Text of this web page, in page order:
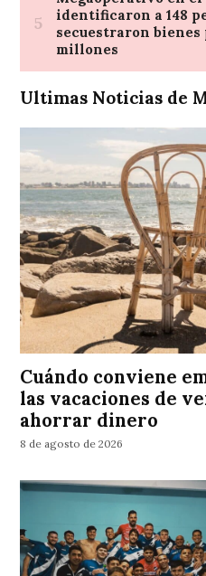
Ultimas Noticias de
Cuándo conviene
las vacaciones de
ahorrar dinero
8 de agosto de 2026